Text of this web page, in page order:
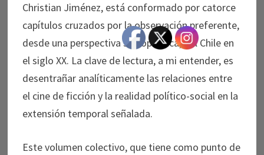
Christian Jiménez, está conformado por catorce
capítulos cruzados por la observación preferente,
desde una perspectiva sociopolítica, del Chile en
el siglo XX. La clave de lectura, a mi entender, es
desentrañar analíticamente las relaciones entre
el cine de ficción y la realidad político-social en la
extensión temporal señalada.
Este volumen colectivo, que tiene como punto de